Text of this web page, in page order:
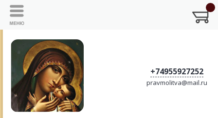
+74955927252
pravmolitva@mail.ru